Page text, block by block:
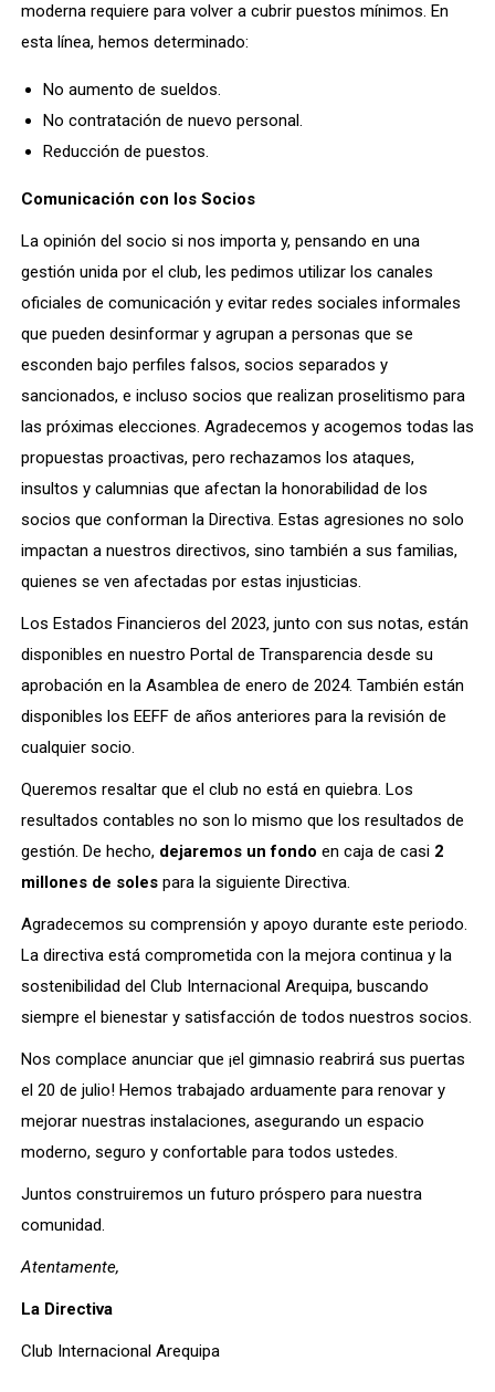
moderna requiere para volver a cubrir puestos mínimos. En
esta línea, hemos determinado:
No aumento de sueldos.
No contratación de nuevo personal.
Reducción de puestos.
Comunicación con los Socios
La opinión del socio si nos importa y, pensando en una
gestión unida por el club, les pedimos utilizar los canales
oficiales de comunicación y evitar redes sociales informales
que pueden desinformar y agrupan a personas que se
esconden bajo perfiles falsos, socios separados y
sancionados, e incluso socios que realizan proselitismo para
las próximas elecciones. Agradecemos y acogemos todas las
propuestas proactivas, pero rechazamos los ataques,
insultos y calumnias que afectan la honorabilidad de los
socios que conforman la Directiva. Estas agresiones no solo
impactan a nuestros directivos, sino también a sus familias,
quienes se ven afectadas por estas injusticias.
Los Estados Financieros del 2023, junto con sus notas, están
disponibles en nuestro Portal de Transparencia desde su
aprobación en la Asamblea de enero de 2024. También están
disponibles los EEFF de años anteriores para la revisión de
cualquier socio.
Queremos resaltar que el club no está en quiebra. Los
resultados contables no son lo mismo que los resultados de
gestión. De hecho, dejaremos un fondo en caja de casi 2
millones de solespara la siguiente Directiva.
Agradecemos su comprensión y apoyo durante este periodo.
La directiva está comprometida con la mejora continua y la
sostenibilidad del Club Internacional Arequipa, buscando
siempre el bienestar y satisfacción de todos nuestros socios.
Nos complace anunciar que ¡el gimnasio reabrirá sus puertas
el 20 de julio! Hemos trabajado arduamente para renovar y
mejorar nuestras instalaciones, asegurando un espacio
moderno, seguro y confortable para todos ustedes.
Juntos construiremos un futuro próspero para nuestra
comunidad.
Atentamente,
La Directiva
Club Internacional Arequipa